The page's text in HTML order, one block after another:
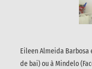
Eileen Almeida Barbosa
de bai) ou à Mindelo